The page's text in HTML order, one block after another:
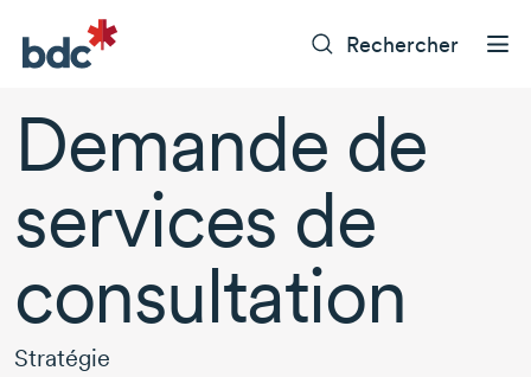
Rechercher
Demande de
services de
consultation
Stratégie